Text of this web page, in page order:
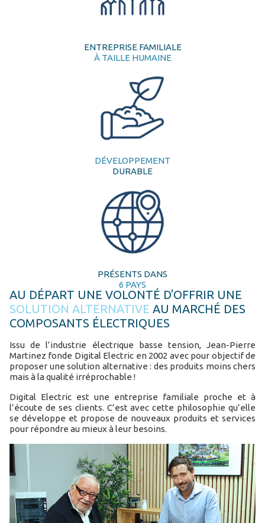
ENTREPRISE FAMILIALE
À TAILLE HUMAINE
DÉVELOPPEMENT
DURABLE
PRÉSENTS DANS
6 PAYS
AU DÉPART UNE VOLONTÉ D'OFFRIR UNE
SOLUTION ALTERNATIVE AU MARCHÉ DES
COMPOSANTS ÉLECTRIQUES
Issu de l’industrie électrique basse tension, Jean-Pierre
Martinez fonde Digital Electric en 2002 avec pour objectif de
proposer une solution alternative : des produits moins chers
mais à la qualité irréprochable !
Digital Electric est une entreprise familiale proche et à
l’écoute de ses clients. C’est avec cette philosophie qu’elle
se développe et propose de nouveaux produits et services
pour répondre au mieux à leur besoins.